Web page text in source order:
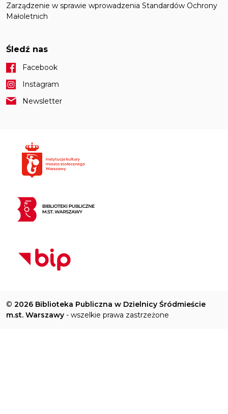
Zarządzenie w sprawie wprowadzenia Standardów Ochrony
Małoletnich
Śledź nas
Facebook
Instagram
Newsletter
© 2026 Biblioteka Publiczna w Dzielnicy Śródmieście
m.st. Warszawy - wszelkie prawa zastrzeżone